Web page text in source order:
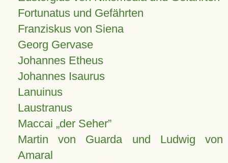
Fortunatus und Gefährten
Franziskus von Siena
Georg Gervase
Johannes Etheus
Johannes Isaurus
Lanuinus
Laustranus
Maccai „der Seher”
Martin von Guarda und Ludwig von
Amaral